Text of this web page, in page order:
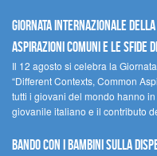
GIORNATA INTERNAZIONALE
ASPIRAZIONI COMUNI E LE SFIDE
Il 12 agosto si celebra la
“Different Contexts, Common
tutti i giovani del mondo hanno
giovanile italiano e il contributo
Bando Con i Bambini sulla